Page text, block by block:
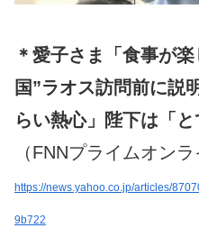
＊愛子さま「食事が
国”ラオス訪問前に説
らい熱心」陛下は「と
（FNNプライムオンラ
https://news.yahoo.co.jp/articles/
9b722